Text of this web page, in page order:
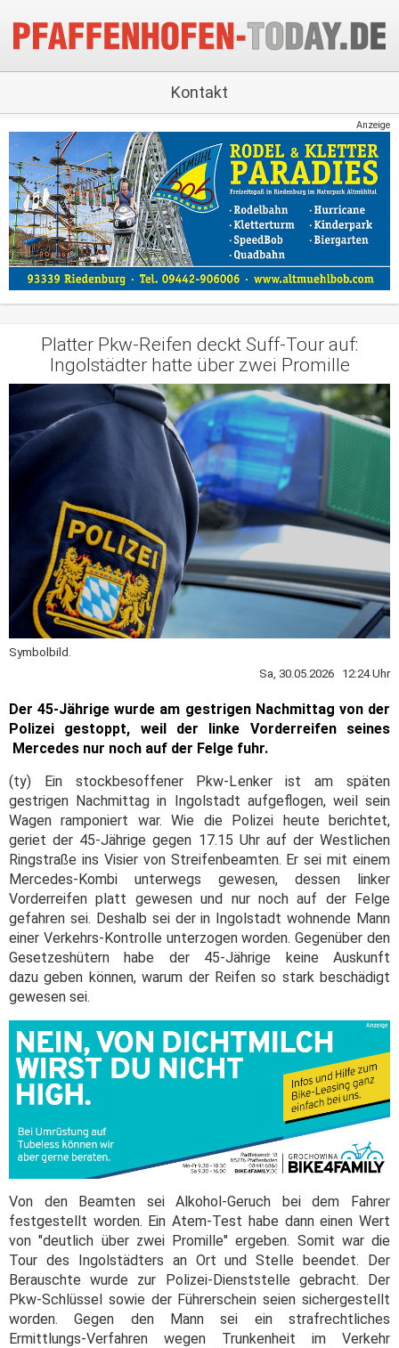
Kontakt
Anzeige
Platter Pkw-Reifen deckt Suff-Tour auf:
Ingolstädter hatte über zwei Promille
Symbolbild.
Sa, 30.05.2026 12:24 Uhr
Der 45-Jährige wurde am gestrigen Nachmittag von der
Polizei gestoppt, weil der linke Vorderreifen seines
Mercedes nur noch auf der Felge fuhr.
(ty) Ein stockbesoffener Pkw-Lenker ist am späten
gestrigen Nachmittag in Ingolstadt aufgeflogen, weil sein
Wagen ramponiert war. Wie die Polizei heute berichtet,
geriet der 45-Jährige gegen 17.15 Uhr auf der Westlichen
Ringstraße ins Visier von Streifenbeamten. Er sei mit einem
Mercedes-Kombi unterwegs gewesen, dessen linker
Vorderreifen platt gewesen und nur noch auf der Felge
gefahren sei. Deshalb sei der in Ingolstadt wohnende Mann
einer Verkehrs-Kontrolle unterzogen worden. Gegenüber den
Gesetzeshütern habe der 45-Jährige keine Auskunft
dazu geben können, warum der Reifen so stark beschädigt
gewesen sei.
Von den Beamten sei Alkohol-Geruch bei dem Fahrer
festgestellt worden. Ein Atem-Test habe dann einen Wert
von "deutlich über zwei Promille" ergeben. Somit war die
Tour des Ingolstädters an Ort und Stelle beendet. Der
Berauschte wurde zur Polizei-Dienststelle gebracht. Der
Pkw-Schlüssel sowie der Führerschein seien sichergestellt
worden. Gegen den Mann sei ein strafrechtliches
Ermittlungs-Verfahren wegen Trunkenheit im Verkehr